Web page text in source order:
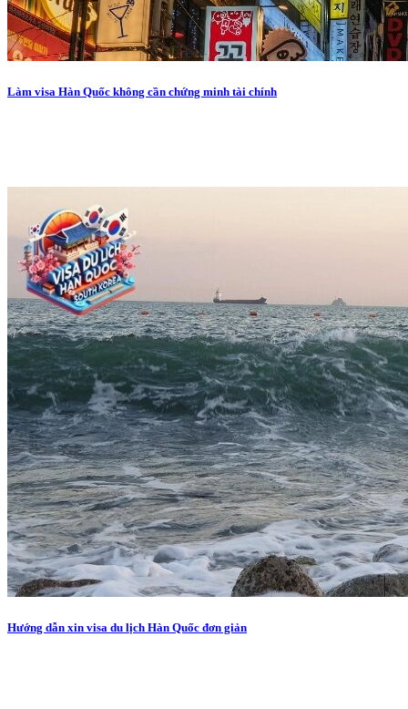
Làm visa Hàn Quốc không cần chứng minh tài chính
Hướng dẫn xin visa du lịch Hàn Quốc đơn giản